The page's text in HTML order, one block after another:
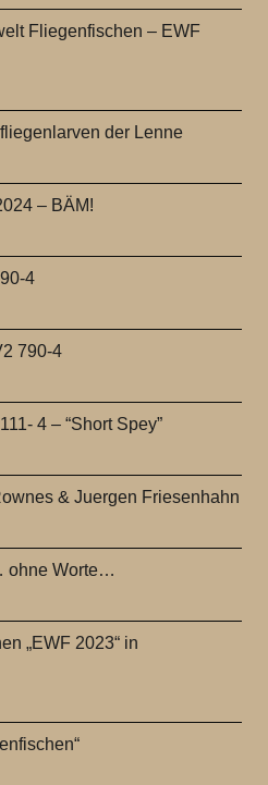
Fliegenfischen – EWF
der Lenne
– BÄM!
4
790-4
4 – “Short Spey”
& Juergen Friesenhahn
ohne Worte…
„EWF 2023“ in